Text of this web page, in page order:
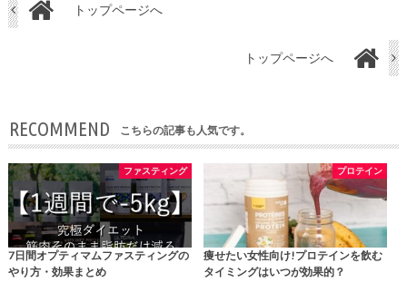
トップページへ
トップページへ
RECOMMEND こちらの記事も人気です。
ファスティング
7日間オプティマムファスティングの
やり方・効果まとめ
プロテイン
痩せたい女性向け!プロテインを飲む
タイミングはいつが効果的？